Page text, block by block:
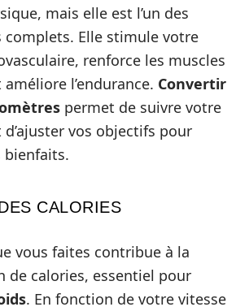
mais elle est l’un des
complets. Elle stimule votre
renforce les muscles
l’endurance. Convertir
permet de suivre votre
vos objectifs pour
bienfaits.
CALORIES
vous faites contribue à la
de calories, essentiel pour
. En fonction de votre vitesse